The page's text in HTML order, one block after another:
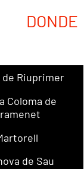
de Riuprimer
Coloma de
de Sau